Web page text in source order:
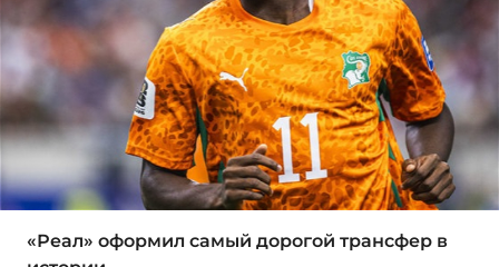
«Реал» оформил самый дорогой трансфер в